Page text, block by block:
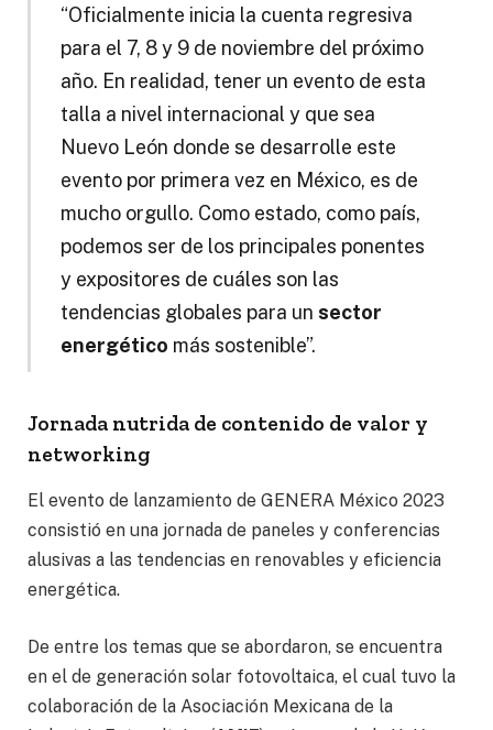
“Oficialmente inicia la cuenta regresiva
para el 7, 8 y 9 de noviembre del próximo
año. En realidad, tener un evento de esta
talla a nivel internacional y que sea
Nuevo León donde se desarrolle este
evento por primera vez en México, es de
mucho orgullo. Como estado, como país,
podemos ser de los principales ponentes
y expositores de cuáles son las
tendencias globales para un sector
energético más sostenible”.
Jornada nutrida de contenido de valor y
networking
El evento de lanzamiento de GENERA México 2023
consistió en una jornada de paneles y conferencias
alusivas a las tendencias en renovables y eficiencia
energética.
De entre los temas que se abordaron, se encuentra
en el de generación solar fotovoltaica, el cual tuvo la
colaboración de la Asociación Mexicana de la